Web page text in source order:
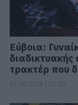
Εύβοια:
τρακτέρ που